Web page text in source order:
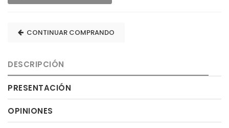
CONTINUAR COMPRANDO
DESCRIPCIÓN
PRESENTACIÓN
OPINIONES